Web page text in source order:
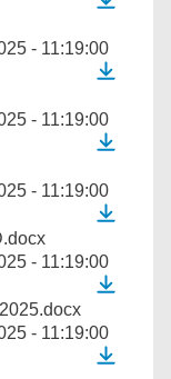
- 11:19:00
- 11:19:00
- 11:19:00
- 11:19:00
- 11:19:00